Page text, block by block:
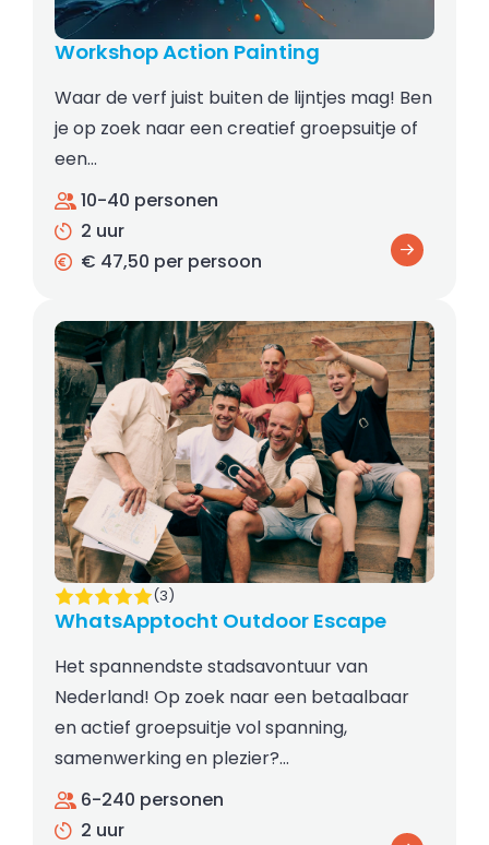
Workshop Action Painting
Waar de verf juist buiten de lijntjes mag! Ben
je op zoek naar een creatief groepsuitje of
een…
10-40 personen
2 uur
€ 47,50 per persoon
WhatsApptocht Outdoor Escape
(3)
Het spannendste stadsavontuur van
Nederland! Op zoek naar een betaalbaar
en actief groepsuitje vol spanning,
samenwerking en plezier?…
6-240 personen
2 uur